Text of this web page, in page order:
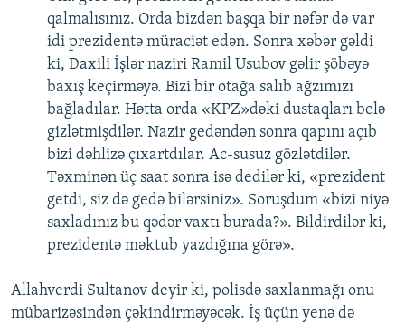
qalmalısınız. Orda bizdən başqa bir nəfər də var
idi prezidentə müraciət edən. Sonra xəbər gəldi
ki, Daxili İşlər naziri Ramil Usubov gəlir şöbəyə
baxış keçirməyə. Bizi bir otağa salıb ağzımızı
bağladılar. Hətta orda «KPZ»dəki dustaqları belə
gizlətmişdilər. Nazir gedəndən sonra qapını açıb
bizi dəhlizə çıxartdılar. Ac-susuz gözlətdilər.
Təxminən üç saat sonra isə dedilər ki, «prezident
getdi, siz də gedə bilərsiniz». Soruşdum «bizi niyə
saxladınız bu qədər vaxtı burada?». Bildirdilər ki,
prezidentə məktub yazdığına görə».
Allahverdi Sultanov deyir ki, polisdə saxlanmağı onu
mübarizəsindən çəkindirməyəcək. İş üçün yenə də